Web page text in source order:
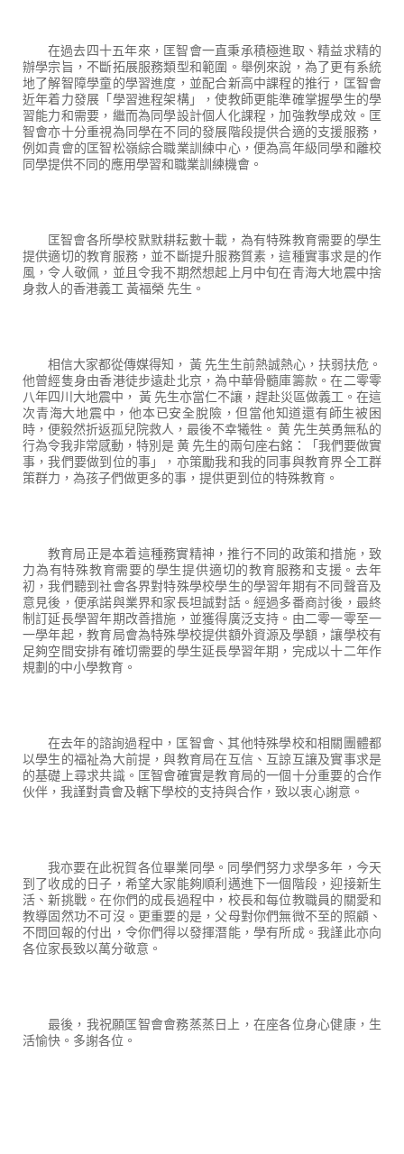
在過去四十五年來，匡智會一直秉承積極進取、精益求精的
辦學宗旨，不斷拓展服務類型和範圍。舉例來說，為了更有系統
地了解智障學童的學習進度，並配合新高中課程的推行，匡智會
近年着力發展「學習進程架構」，使教師更能準確掌握學生的學
習能力和需要，繼而為同學設計個人化課程，加強教學成效。匡
智會亦十分重視為同學在不同的發展階段提供合適的支援服務，
例如貴會的匡智松嶺綜合職業訓練中心，便為高年級同學和離校
同學提供不同的應用學習和職業訓練機會。
匡智會各所學校默默耕耘數十載，為有特殊教育需要的學生
提供適切的教育服務，並不斷提升服務質素，這種實事求是的作
風，令人敬佩，並且令我不期然想起上月中旬在青海大地震中捨
身救人的香港義工 黃福榮 先生。
相信大家都從傳媒得知， 黃 先生生前熱誠熱心，扶弱扶危。
他曾經隻身由香港徒步遠赴北京，為中華骨髓庫籌款。在二零零
八年四川大地震中， 黃 先生亦當仁不讓，趕赴災區做義工。在這
次青海大地震中，他本已安全脫險，但當他知道還有師生被困
時，便毅然折返孤兒院救人，最後不幸犧牲。 黄 先生英勇無私的
行為令我非常感動，特別是 黄 先生的兩句座右銘：「我們要做實
事，我們要做到位的事」，亦策勵我和我的同事與教育界仝工群
策群力，為孩子們做更多的事，提供更到位的特殊教育。
教育局正是本着這種務實精神，推行不同的政策和措施，致
力為有特殊教育需要的學生提供適切的教育服務和支援。去年
初，我們聽到社會各界對特殊學校學生的學習年期有不同聲音及
意見後，便承諾與業界和家長坦誠對話。經過多番商討後，最終
制訂延長學習年期改善措施，並獲得廣泛支持。由二零一零至一
一學年起，教育局會為特殊學校提供額外資源及學額，讓學校有
足夠空間安排有確切需要的學生延長學習年期，完成以十二年作
規劃的中小學教育。
在去年的諮詢過程中，匡智會、其他特殊學校和相關團體都
以學生的福祉為大前提，與教育局在互信、互諒互讓及實事求是
的基礎上尋求共識。匡智會確實是教育局的一個十分重要的合作
伙伴，我謹對貴會及轄下學校的支持與合作，致以衷心謝意。
我亦要在此祝賀各位畢業同學。同學們努力求學多年，今天
到了收成的日子，希望大家能夠順利邁進下一個階段，迎接新生
活、新挑戰。在你們的成長過程中，校長和每位教職員的關愛和
教導固然功不可沒。更重要的是，父母對你們無微不至的照顧、
不問回報的付出，令你們得以發揮潛能，學有所成。我謹此亦向
各位家長致以萬分敬意。
最後，我祝願匡智會會務蒸蒸日上，在座各位身心健康，生
活愉快。多謝各位。